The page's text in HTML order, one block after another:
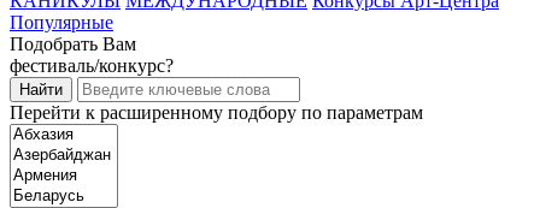
Популярные
Подобрать Вам
фестиваль/конкурс?
Перейти к расширенному подбору по параметрам